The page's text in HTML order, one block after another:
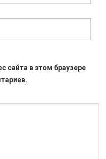
сайта в этом браузере